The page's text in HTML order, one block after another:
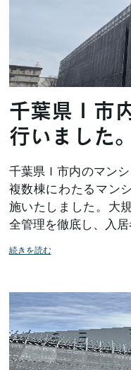
千葉県Ｉ市
行いました。
千葉県Ｉ市内のマンシ
複数棟にわたるマン
施いたしました。大
全管理を徹底し、入
続きを読む